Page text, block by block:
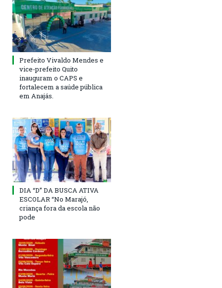
Prefeito Vivaldo Mendes e
vice-prefeito Quito
inauguram o CAPS e
fortalecem a saúde pública
em Anajás.
DIA “D” DA BUSCA ATIVA
ESCOLAR “No Marajó,
criança fora da escola não
pode